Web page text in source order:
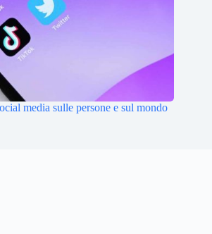
media sulle persone e sul mondo